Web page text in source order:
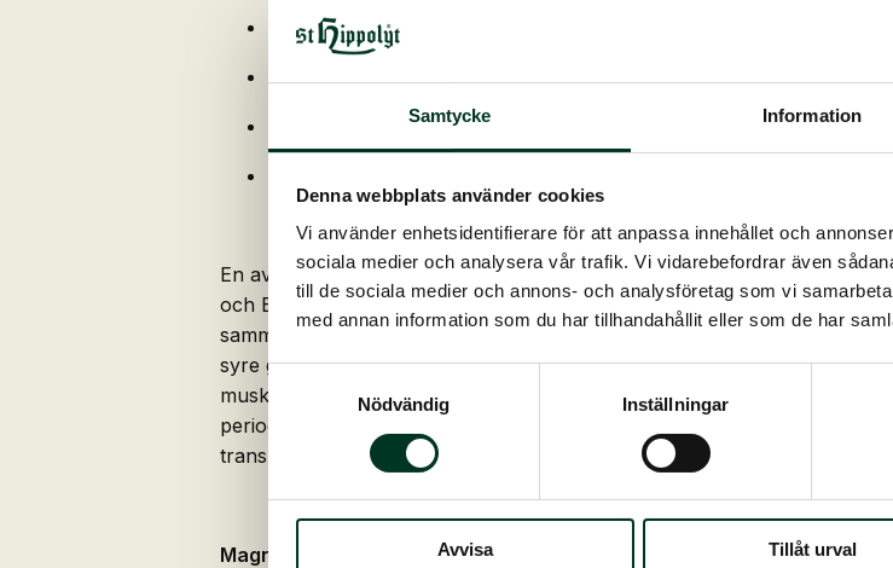
Samtycke Information
Denna webbplats använder cookies
Vi använder enhetsidentifierare för att anpassa innehållet och
sociala medier och analysera vår trafik. Vi vidarebefordrar även
till de sociala medier och annons- och analysföretag som vi
med annan information som du har tillhandahållit eller som de har
Samtyckesval
Nödvändig
Inställningar
Avvisa Tillåt urval
Högt doserat innehåll av biotillgängligt magnesium och E-vitamin
För avslappnad muskulatur, särskilt under tränings- och
Vid spändhet, väderkänslighet och för att kompensera för ökat
En avslappnad och vältränad muskulatur är grunden för alla
och E-vitamin är av särskild betydelse för träningsresultatet.
sammandragning och stöder överföringen av impulser mellan nerv-
syre genom att neutralisera instabila och därmed oanvändbara
muskelspänningar, nedsatt nervös stabilitet, känslighet för väder och
perioder med ökad träningsintensitet, i tävlingar, för spända, nervösa
transporter, vid dräktighet eller fölning och i stressiga situationer.
Magnesiumbrist kan identifieras